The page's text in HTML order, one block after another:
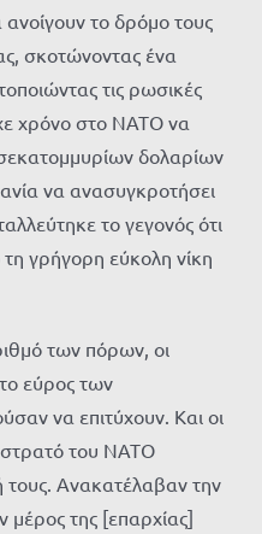
το δρόμο τους
σκοτώνοντας ένα
τις ρωσικές
χρόνο στο ΝΑΤΟ να
δολαρίων
να ανασυγκροτήσει
το γεγονός ότι
γρήγορη εύκολη νίκη
των πόρων, οι
εύρος των
να επιτύχουν. Και οι
στρατό του ΝΑΤΟ
τους. Ανακατέλαβαν την
της [επαρχίας]